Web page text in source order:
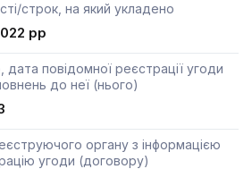
строк, на який укладено
рр
повідомної реєстрації угоди
до неї (нього)
органу з інформацією
угоди (договору)